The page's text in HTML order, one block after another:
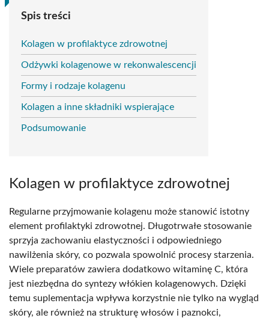
Spis treści
Kolagen w profilaktyce zdrowotnej
Odżywki kolagenowe w rekonwalescencji
Formy i rodzaje kolagenu
Kolagen a inne składniki wspierające
Podsumowanie
Kolagen w profilaktyce zdrowotnej
Regularne przyjmowanie kolagenu może stanowić istotny
element profilaktyki zdrowotnej. Długotrwałe stosowanie
sprzyja zachowaniu elastyczności i odpowiedniego
nawilżenia skóry, co pozwala spowolnić procesy starzenia.
Wiele preparatów zawiera dodatkowo witaminę C, która
jest niezbędna do syntezy włókien kolagenowych. Dzięki
temu suplementacja wpływa korzystnie nie tylko na wygląd
skóry, ale również na strukturę włosów i paznokci,